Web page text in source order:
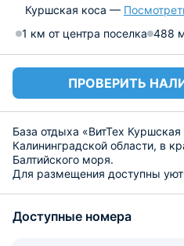
Куршская коса —
1 км от центра поселка 488
ПРОВЕРИТЬ
База отдыха «ВитТех
Калининградской области, в
Балтийского моря.
Для размещения доступны
собственная ванная комната,
Доступные номера